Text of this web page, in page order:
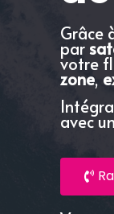
Grâce
par
votre
zone,
avec